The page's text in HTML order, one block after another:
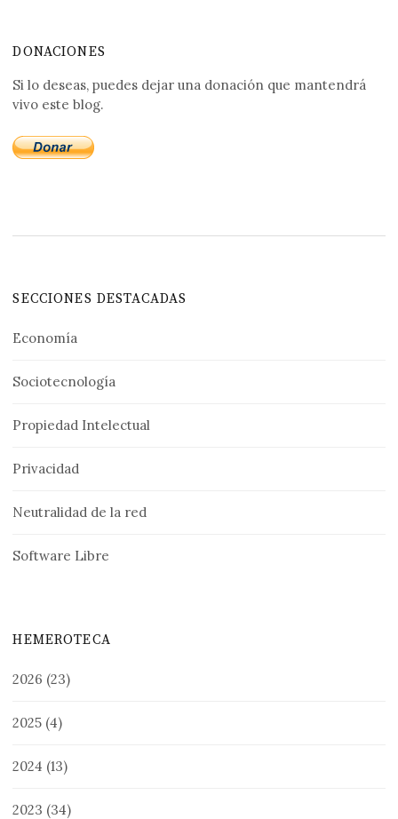
DONACIONES
Si lo deseas, puedes dejar una donación que mantendrá
vivo este blog.
SECCIONES DESTACADAS
Economía
Sociotecnología
Propiedad Intelectual
Privacidad
Neutralidad de la red
Software Libre
HEMEROTECA
2026 (23)
2025 (4)
2024 (13)
2023 (34)